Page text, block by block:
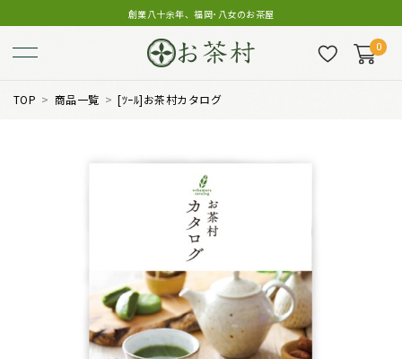
創業八十余年、福岡･八女のお茶屋
0
TOP 商品一覧 [ﾂｰﾙ]お茶村カタログ